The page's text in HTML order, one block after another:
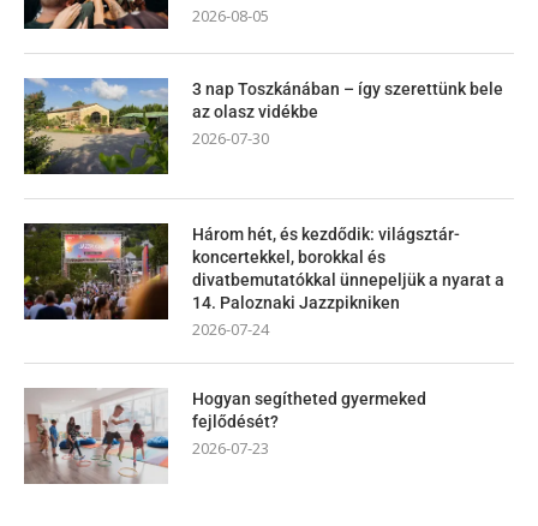
2026-08-05
3 nap Toszkánában – így szerettünk bele
az olasz vidékbe
2026-07-30
Három hét, és kezdődik: világsztár-
koncertekkel, borokkal és
divatbemutatókkal ünnepeljük a nyarat a
14. Paloznaki Jazzpikniken
2026-07-24
Hogyan segítheted gyermeked
fejlődését?
2026-07-23